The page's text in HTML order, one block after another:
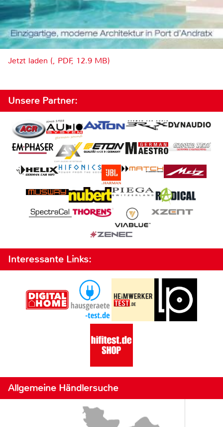
Jetzt laden (, PDF, 12.9 MB)
Unsere Partner:
Interessante Links:
Allgemeine Händlersuche